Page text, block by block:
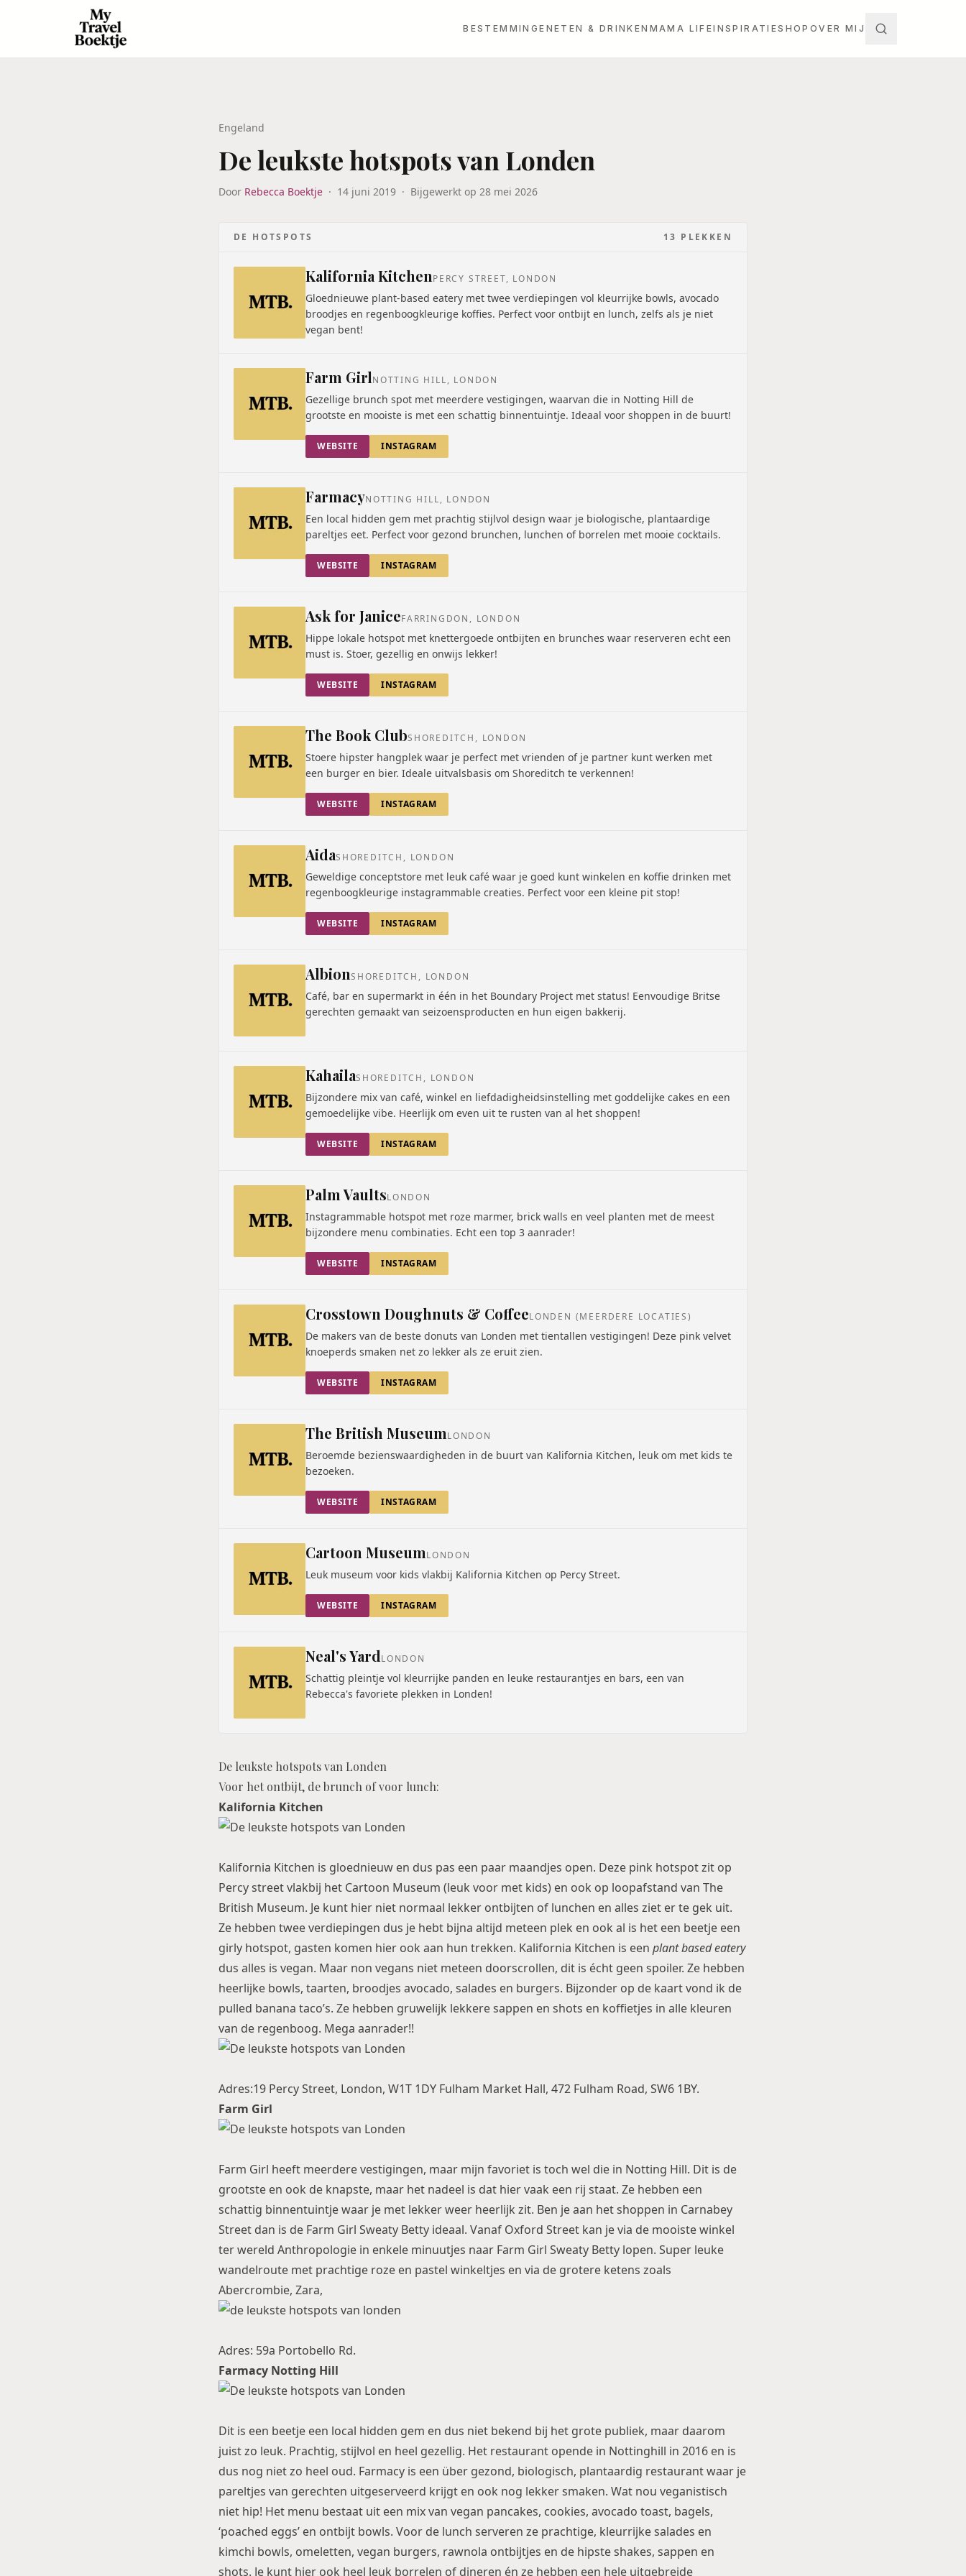
BESTEMMINGEN ETEN & DRINKEN MAMA LIFEINSPIRATIESHOP OVER MIJ
Engeland
De leukste hotspots van Londen
Door Rebecca Boektje · 14 juni 2019 · Bijgewerkt op 28 mei 2026
DE HOTSPOTS 13 PLEKKEN
Kalifornia KitchenPERCY STREET, LONDON
Gloednieuwe plant-based eatery met twee verdiepingen vol kleurrijke bowls, avocado
broodjes en regenboogkleurige koffies. Perfect voor ontbijt en lunch, zelfs als je niet
vegan bent!
Farm GirlNOTTING HILL, LONDON
Gezellige brunch spot met meerdere vestigingen, waarvan die in Notting Hill de
grootste en mooiste is met een schattig binnentuintje. Ideaal voor shoppen in de buurt!
WEBSITE INSTAGRAM
FarmacyNOTTING HILL, LONDON
Een local hidden gem met prachtig stijlvol design waar je biologische, plantaardige
pareltjes eet. Perfect voor gezond brunchen, lunchen of borrelen met mooie cocktails.
WEBSITE INSTAGRAM
Ask for JaniceFARRINGDON, LONDON
Hippe lokale hotspot met knettergoede ontbijten en brunches waar reserveren echt een
must is. Stoer, gezellig en onwijs lekker!
WEBSITE INSTAGRAM
The Book ClubSHOREDITCH, LONDON
Stoere hipster hangplek waar je perfect met vrienden of je partner kunt werken met
een burger en bier. Ideale uitvalsbasis om Shoreditch te verkennen!
WEBSITE INSTAGRAM
AidaSHOREDITCH, LONDON
Geweldige conceptstore met leuk café waar je goed kunt winkelen en koffie drinken met
regenboogkleurige instagrammable creaties. Perfect voor een kleine pit stop!
WEBSITE INSTAGRAM
AlbionSHOREDITCH, LONDON
Café, bar en supermarkt in één in het Boundary Project met status! Eenvoudige Britse
gerechten gemaakt van seizoensproducten en hun eigen bakkerij.
KahailaSHOREDITCH, LONDON
Bijzondere mix van café, winkel en liefdadigheidsinstelling met goddelijke cakes en een
gemoedelijke vibe. Heerlijk om even uit te rusten van al het shoppen!
WEBSITE INSTAGRAM
Palm VaultsLONDON
Instagrammable hotspot met roze marmer, brick walls en veel planten met de meest
bijzondere menu combinaties. Echt een top 3 aanrader!
WEBSITE INSTAGRAM
Crosstown Doughnuts & CoffeeLONDEN (MEERDERE LOCATIES)
De makers van de beste donuts van Londen met tientallen vestigingen! Deze pink velvet
knoeperds smaken net zo lekker als ze eruit zien.
WEBSITE INSTAGRAM
The British MuseumLONDON
Beroemde bezienswaardigheden in de buurt van Kalifornia Kitchen, leuk om met kids te
bezoeken.
WEBSITE INSTAGRAM
Cartoon MuseumLONDON
Leuk museum voor kids vlakbij Kalifornia Kitchen op Percy Street.
WEBSITE INSTAGRAM
Neal's YardLONDON
Schattig pleintje vol kleurrijke panden en leuke restaurantjes en bars, een van
Rebecca's favoriete plekken in Londen!
De leukste hotspots van Londen
Voor het ontbijt, de brunch of voor lunch:
Kalifornia Kitchen
Kalifornia Kitchen is gloednieuw en dus pas een paar maandjes open. Deze pink hotspot zit op
Percy street vlakbij het Cartoon Museum (leuk voor met kids) en ook op loopafstand van The
British Museum. Je kunt hier niet normaal lekker ontbijten of lunchen en alles ziet er te gek uit.
Ze hebben twee verdiepingen dus je hebt bijna altijd meteen plek en ook al is het een beetje een
girly hotspot, gasten komen hier ook aan hun trekken. Kalifornia Kitchen is een plant based eatery
dus alles is vegan. Maar non vegans niet meteen doorscrollen, dit is écht geen spoiler. Ze hebben
heerlijke bowls, taarten, broodjes avocado, salades en burgers. Bijzonder op de kaart vond ik de
pulled banana taco’s. Ze hebben gruwelijk lekkere sappen en shots en koffietjes in alle kleuren
van de regenboog. Mega aanrader!!
Adres:19 Percy Street, London, W1T 1DY Fulham Market Hall, 472 Fulham Road, SW6 1BY.
Farm Girl
Farm Girl heeft meerdere vestigingen, maar mijn favoriet is toch wel die in Notting Hill. Dit is de
grootste en ook de knapste, maar het nadeel is dat hier vaak een rij staat. Ze hebben een
schattig binnentuintje waar je met lekker weer heerlijk zit. Ben je aan het shoppen in Carnabey
Street dan is de Farm Girl Sweaty Betty ideaal. Vanaf Oxford Street kan je via de mooiste winkel
ter wereld Anthropologie in enkele minuutjes naar Farm Girl Sweaty Betty lopen. Super leuke
wandelroute met prachtige roze en pastel winkeltjes en via de grotere ketens zoals
Abercrombie, Zara,
Adres: 59a Portobello Rd.
Farmacy Notting Hill
Dit is een beetje een local hidden gem en dus niet bekend bij het grote publiek, maar daarom
juist zo leuk. Prachtig, stijlvol en heel gezellig. Het restaurant opende in Nottinghill in 2016 en is
dus nog niet zo heel oud. Farmacy is een über gezond, biologisch, plantaardig restaurant waar je
pareltjes van gerechten uitgeserveerd krijgt en ook nog lekker smaken. Wat nou veganistisch
niet hip! Het menu bestaat uit een mix van vegan pancakes, cookies, avocado toast, bagels,
‘poached eggs’ en ontbijt bowls. Voor de lunch serveren ze prachtige, kleurrijke salades en
kimchi bowls, omeletten, vegan burgers, rawnola ontbijtjes en de hipste shakes, sappen en
shots. Je kunt hier ook heel leuk borrelen of dineren én ze hebben een hele uitgebreide